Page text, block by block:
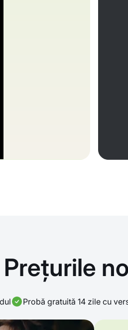
Prețurile
Probă gratuită 14 zile cu